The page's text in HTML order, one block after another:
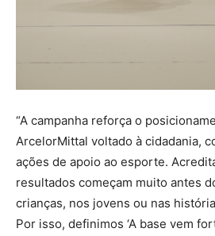
“A campanha reforça o
ArcelorMittal voltado à cidadania,
ações de apoio ao esporte.
resultados começam muito antes
crianças, nos jovens ou nas
Por isso, definimos ‘A base vem